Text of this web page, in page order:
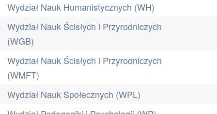
Wydział Nauk Humanistycznych (WH)
Wydział Nauk Ścisłych i Przyrodniczych
(WGB)
Wydział Nauk Ścisłych i Przyrodniczych
(WMFT)
Wydział Nauk Społecznych (WPL)